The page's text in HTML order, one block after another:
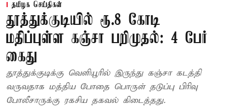
தமிழக செய்திகள்
தூத்துக்குடியில் ரூ.8 கோடி
மதிப்புள்ள கஞ்சா பறிமுதல்: 4 பேர்
கைது
தூத்துக்குடிக்கு வெளியூரில் இருந்து கஞ்சா கடத்தி
வருவதாக மத்திய போதை பொருள் தடுப்பு பிரிவு
போலீசாருக்கு ரகசிய தகவல் கிடைத்தது.